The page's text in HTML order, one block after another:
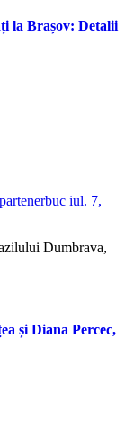
la Brașov: Detalii
iul. 7,
și Diana Percec,